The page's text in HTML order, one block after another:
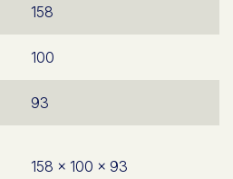
158
100
93
158 x 100 x 93